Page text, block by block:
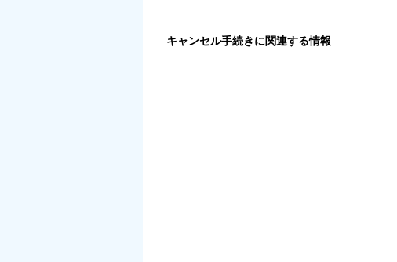
キャンセル手続きに関連する情報